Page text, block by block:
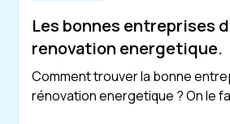
Les bonnes entreprises
renovation energetique.
Comment trouver la bonne
rénovation energetique ? On le